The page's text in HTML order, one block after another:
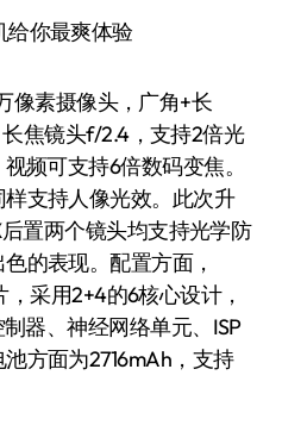
像素摄像头，广角+长
焦镜头f/2.4，支持2倍光
频可支持6倍数码变焦。
支持人像光效。此次升
置两个镜头均支持光学防
的表现。配置方面，
，采用2+4的6核心设计，
器、神经网络单元、ISP
方面为2716mAh，支持